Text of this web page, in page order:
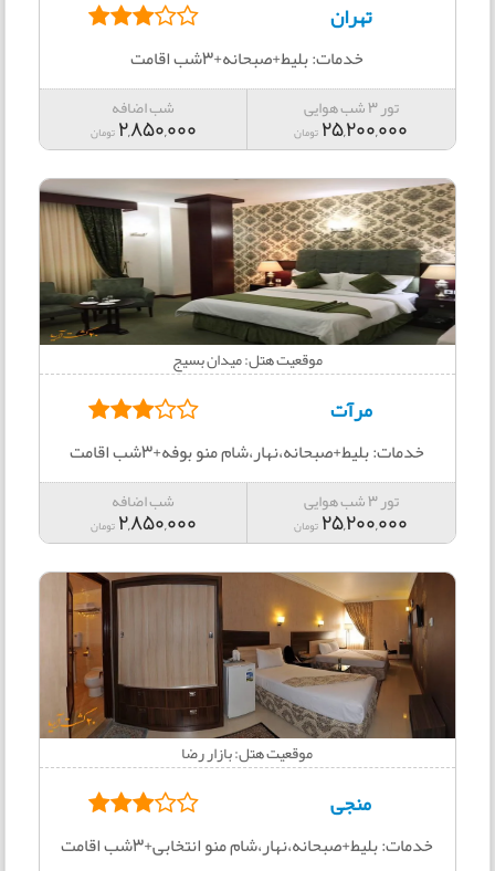
تهران
خدمات: بلیط+صبحانه+3شب اقامت
تور 3 شب هوایی
25,200,000 تومان
شب اضافه
2,850,000 تومان
موقعیت هتل: میدان بسیج
مرآت
خدمات: بلیط+صبحانه،نهار،شام منو بوفه+3شب اقامت
تور 3 شب هوایی
25,200,000 تومان
شب اضافه
2,850,000 تومان
موقعیت هتل: بازار رضا
منجی
خدمات: بلیط+صبحانه،نهار،شام منو انتخابی+3شب اقامت